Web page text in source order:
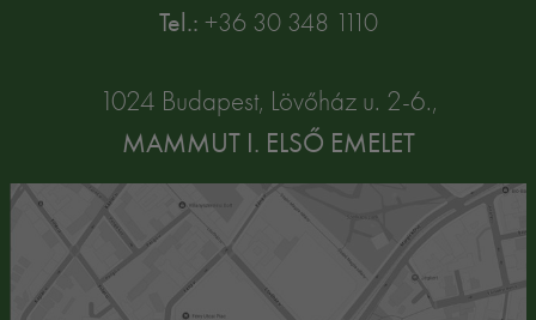
Tel.: +36 30 348 1110
1024 Budapest, Lövőház u. 2-6.,
MAMMUT I. ELSŐ EMELET